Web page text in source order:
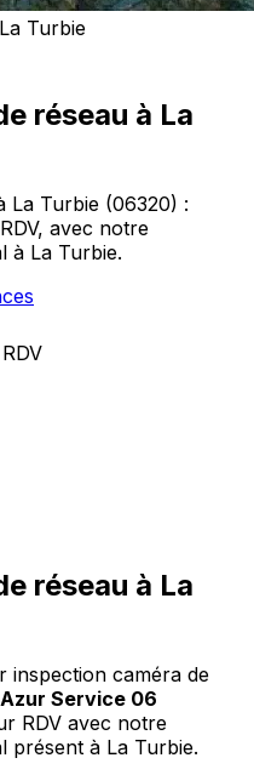
La Turbie
réseau à La
La Turbie (06320) :
avec notre
à La Turbie.
réseau à La
inspection caméra de
Azur Service 06
RDV avec notre
présent à La Turbie.